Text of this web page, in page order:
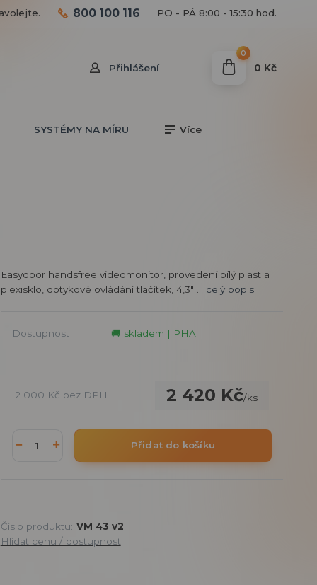
Přihlášení
800 100 116 PO - PÁ 8:00 - 15:30 hod.
0
0 Kč
SYSTÉMY NA MÍRU Více
Easydoor handsfree videomonitor, provedení bílý plast a
plexisklo, dotykové ovládání tlačítek, 4,3" ... celý popis
Dostupnost 🚚 skladem | PHA
2 420 Kč/ks
2 000 Kč bez DPH
Přidat do košíku
Číslo produktu: VM 43 v2
Hlídat cenu / dostupnost